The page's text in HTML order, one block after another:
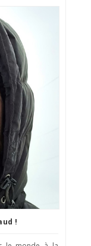
!